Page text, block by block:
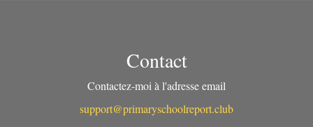
Contact
Contactez-moi à l'adresse email
support@primaryschoolreport.club